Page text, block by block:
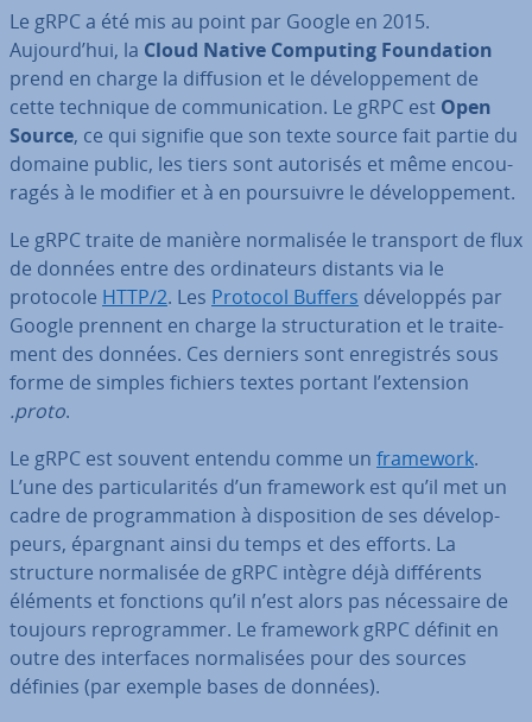
Le gRPC a été mis au point par Google en 2015.
Aujourd’hui, la Cloud Native Computing Foun­da­tion
prend en charge la diffusion et le dé­ve­lop­pe­ment de
cette technique de com­mu­ni­ca­tion. Le gRPC est Open
Source, ce qui signifie que son texte source fait partie du
domaine public, les tiers sont autorisés et même en­cou­
ra­gés à le modifier et à en pour­suivre le dé­ve­lop­pe­ment.
Le gRPC traite de manière nor­ma­li­sée le transport de flux
de données entre des or­di­na­teurs distants via le
protocole HTTP/2. Les Protocol Buffers dé­ve­lop­pés par
Google prennent en charge la struc­tu­ra­tion et le trai­te­
ment des données. Ces derniers sont en­re­gis­trés sous
forme de simples fichiers textes portant l’extension
.proto.
Le gRPC est souvent entendu comme un framework.
L’une des par­ti­cu­la­ri­tés d’un framework est qu’il met un
cadre de pro­gram­ma­tion à dis­po­si­tion de ses dé­ve­lop­
peurs, épargnant ainsi du temps et des efforts. La
structure nor­ma­li­sée de gRPC intègre déjà dif­fé­rents
éléments et fonctions qu’il n’est alors pas né­ces­saire de
toujours re­pro­gram­mer. Le framework gRPC définit en
outre des in­ter­faces nor­ma­li­sées pour des sources
définies (par exemple bases de données).